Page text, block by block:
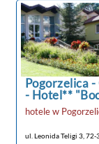
osobowycho
wykończenia
przestrzeń w
Posesja
Dodatkowo
restauracja, w
smażoną, grilla,
zupy, zestawy
można zjeść
własnej produkcji
tanie noclegi
Pogorzelica -
- Hotel**
hotelew
ul. Leonida Teligi 3,